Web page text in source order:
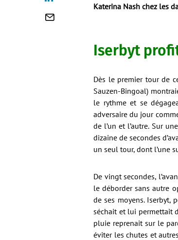
Katerina Nash chez les
Iserbyt
Dès le premier tour de
Sauzen-Bingoal)
le rythme et se
adversaire du jour
de l’un et l’autre. Sur
dizaine de secondes
un seul tour, dont l’une
De vingt secondes,
le déborder sans autre
de ses moyens. Iserbyt,
séchait et lui permettait
pluie reprenait sur le
éviter les chutes et